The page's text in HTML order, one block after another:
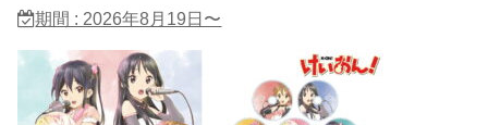
期間 : 2026年8月19日〜